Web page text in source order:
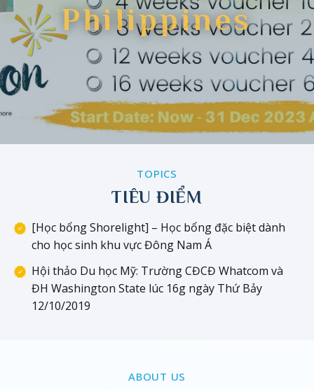
Philippines
TOPICS
TIÊU ĐIỂM
[Học bổng Shorelight] – Học bổng đặc biệt dành
cho học sinh khu vực Đông Nam Á
Hội thảo Du học Mỹ: Trường CĐCĐ Whatcom và
ĐH Washington State lúc 16g ngày Thứ Bảy
12/10/2019
ABOUT US